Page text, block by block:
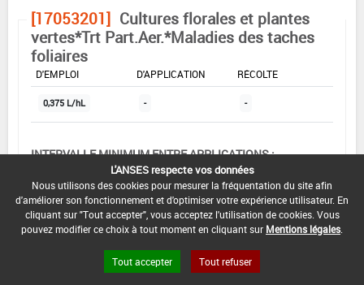
[17053201] Cultures florales et plantes
vertes*Trt Part.Aer.*Maladies des taches
foliaires
DOSE MAX
D'EMPLOI
D'APPLICATION
RÉCOLTE
0,375 L/hL - -
INTERVALLE MINIMUM ENTRE APPLICATIONS :
DATE DE RETRAIT DE L'USAGE :
-
DATE DE FIN DE DISTRIBUTION :
L'ANSES respecte vos données
Nous utilisons des cookies pour mesurer la fréquentation du site afin
d'améliorer son fonctionnement et d'optimiser votre expérience utilisateur. En
cliquant sur "Tout accepter", vous acceptez l'utilisation de cookies. Vous
pouvez modifier ce choix à tout moment en cliquant sur Mentions légales
Tout accepter Tout refuser